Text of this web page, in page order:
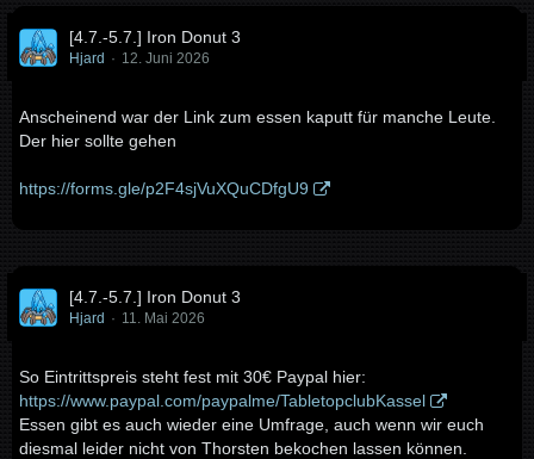
[4.7.-5.7.] Iron Donut 3
Hjard 12. Juni 2026
Anscheinend war der Link zum essen kaputt für manche Leute.
Der hier sollte gehen
https://forms.gle/p2F4sjVuXQuCDfgU9
[4.7.-5.7.] Iron Donut 3
Hjard 11. Mai 2026
So Eintrittspreis steht fest mit 30€ Paypal hier:
https://www.paypal.com/paypalme/TabletopclubKassel
Essen gibt es auch wieder eine Umfrage, auch wenn wir euch
diesmal leider nicht von Thorsten bekochen lassen können.